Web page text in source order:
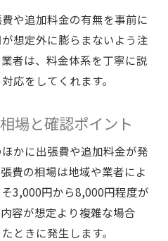
活用で賢い料金交渉
メンテナンスの流れ
や追加料金の有無を事前に
想定外に膨らまないよう注
者は、料金体系を丁寧に説
応をしてくれます。
場と確認ポイント
かに出張費や追加料金が発
費の相場は地域や業者によ
3,000円から8,000円程度が
容が想定より複雑な場合
ときに発生します。